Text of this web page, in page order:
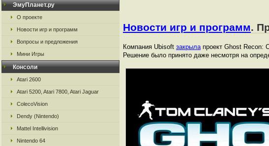
ЭмуПланет.ру
О проекте
Новости игр и программ
Вопросы и предложения
Мини Игры
Консоли
Atari 2600
Atari 5200, Atari 7800, Atari Jaguar
ColecoVision
Dendy (Nintendo)
Mattel Intellivision
Nintendo 64
Новости игр и программ.
Компания Ubisoft закрылапроект Ghost Recon:
Решение было принято даже несмотря на